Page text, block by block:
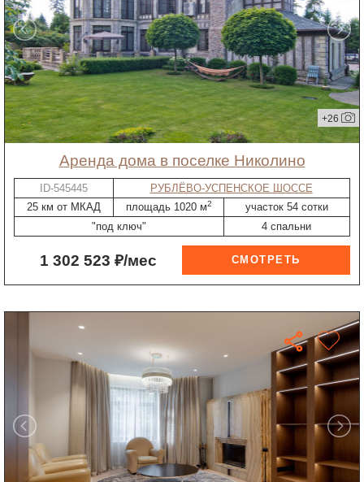
+26
Аренда дома в поселке Николино
ID-545445
РУБЛЁВО-УСПЕНСКОЕ ШОССЕ
25 км от МКАД
площадь 1020 м2
участок 54 сотки
"под ключ"
4 спальни
1 302 523 ₽/мес